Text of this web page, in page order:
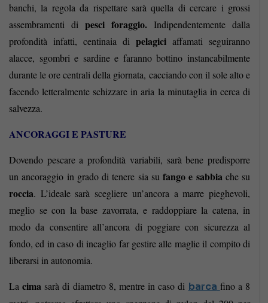
banchi, la regola da rispettare sarà quella di cercare i grossi
assembramenti di pesci foraggio. Indipendentemente dalla
profondità infatti, centinaia di pelagici affamati seguiranno
alacce, sgombri e sardine e faranno bottino instancabilmente
durante le ore centrali della giornata, cacciando con il sole alto e
facendo letteralmente schizzare in aria la minutaglia in cerca di
salvezza.
ANCORAGGI E PASTURE
Dovendo pescare a profondità variabili, sarà bene predisporre
un ancoraggio in grado di tenere sia su fango e sabbia che su
roccia. L’ideale sarà scegliere un’ancora a marre pieghevoli,
meglio se con la base zavorrata, e raddoppiare la catena, in
modo da consentire all’ancora di poggiare con sicurezza al
fondo, ed in caso di incaglio far gestire alle maglie il compito di
liberarsi in autonomia.
Lacima sarà di diametro 8, mentre in caso di barca fino a 8